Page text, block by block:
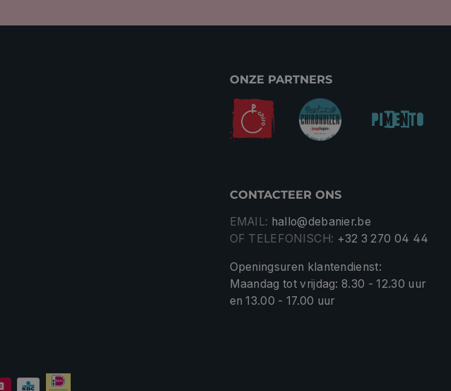
ONZE PARTNERS
CONTACTEER ONS
EMAIL: hallo@debanier.be
OF TELEFONISCH: +32 3 270 04 44
Openingsuren klantendienst:
Maandag tot vrijdag: 8.30 - 12.30 uur
en 13.00 - 17.00 uur